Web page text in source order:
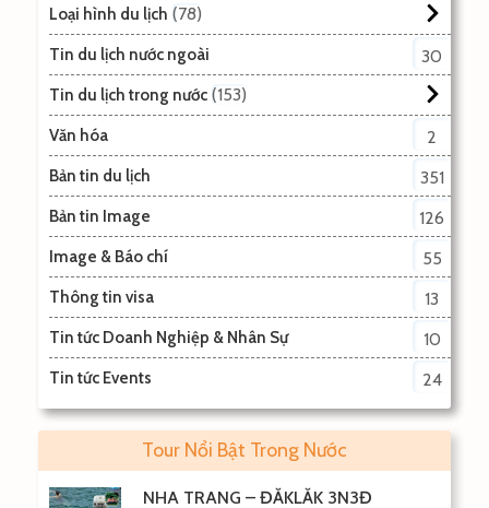
Loại hình du lịch 78
Tin du lịch nước ngoài 30
Tin du lịch trong nước 153
Văn hóa 2
Bản tin du lịch 351
Bản tin Image 126
Image & Báo chí 55
Thông tin visa 13
Tin tức Doanh Nghiệp & Nhân Sự 10
Tin tức Events 24
Tour Nổi Bật Trong Nước
NHA TRANG – ĐẮKLẮK 3N3Đ